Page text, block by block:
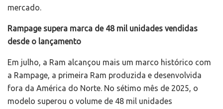
mercado.
Rampage supera marca de 48 mil unidades vendidas
desde o lançamento
Em julho, a Ram alcançou mais um marco histórico com
a Rampage, a primeira Ram produzida e desenvolvida
fora da América do Norte. No sétimo mês de 2025, o
modelo superou o volume de 48 mil unidades